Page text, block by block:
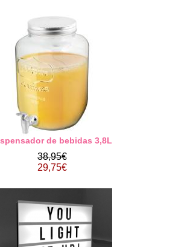
de bebidas 3,8L
38,95€
29,75€